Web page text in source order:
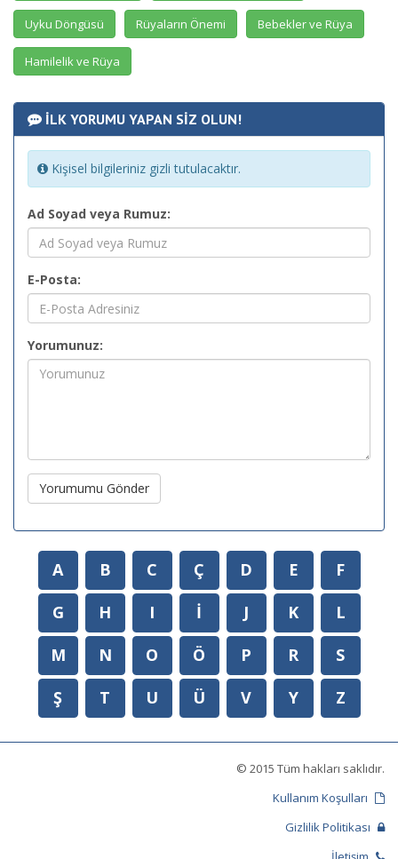
Uyku Döngüsü Rüyaların Önemi Bebekler ve Rüya
Hamilelik ve Rüya
İLK YORUMU YAPAN SİZ OLUN!
Kişisel bilgileriniz gizli tutulacaktır.
Ad Soyad veya Rumuz:
E-Posta:
Yorumunuz:
Yorumumu Gönder
A B C Ç D E
F
G
H I İ J K
L
M
N O Ö P R
S
Ş
T U Ü V Y Z
© 2015 Tüm hakları saklıdır.
Kullanım Koşulları
Gizlilik Politikası